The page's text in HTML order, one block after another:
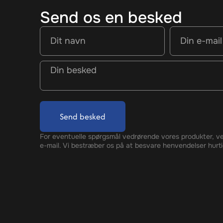
Send os en besked
Send besked
For eventuelle spørgsmål vedrørende vores produkter,
e-mail. Vi bestræber os på at besvare henvendelser